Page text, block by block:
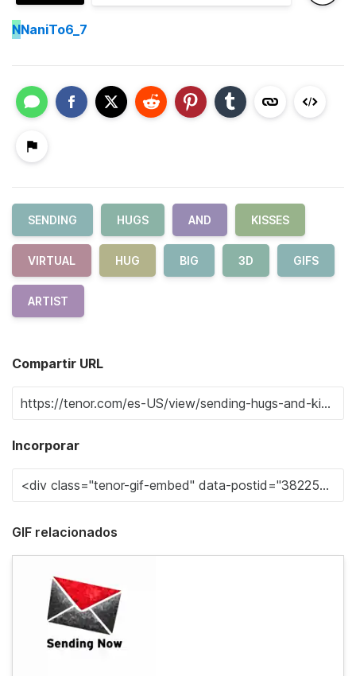
NNaniTo6_7
SENDING HUGS AND KISSES
VIRTUAL HUG BIG 3D GIFS
ARTIST
Compartir URL
Incorporar
GIF relacionados